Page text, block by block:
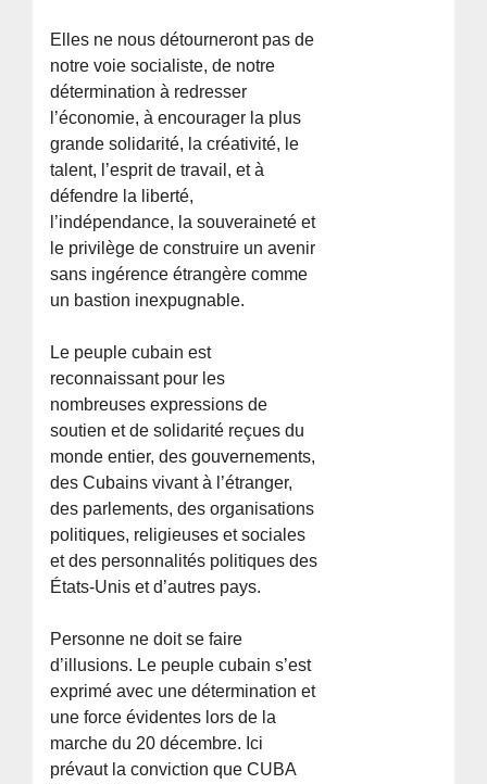
Elles ne nous détourneront pas de
notre voie socialiste, de notre
détermination à redresser
l’économie, à encourager la plus
grande solidarité, la créativité, le
talent, l’esprit de travail, et à
défendre la liberté,
l’indépendance, la souveraineté et
le privilège de construire un avenir
sans ingérence étrangère comme
un bastion inexpugnable.
Le peuple cubain est
reconnaissant pour les
nombreuses expressions de
soutien et de solidarité reçues du
monde entier, des gouvernements,
des Cubains vivant à l’étranger,
des parlements, des organisations
politiques, religieuses et sociales
et des personnalités politiques des
États-Unis et d’autres pays.
Personne ne doit se faire
d’illusions. Le peuple cubain s’est
exprimé avec une détermination et
une force évidentes lors de la
marche du 20 décembre. Ici
prévaut la conviction que CUBA